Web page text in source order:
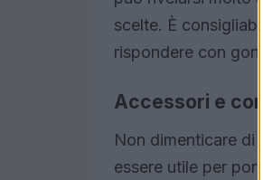
scelte. È
rispondere con
Accessori e
Non dimenticare di
essere utile per